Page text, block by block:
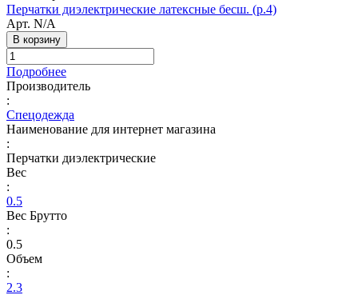
Перчатки диэлектрические латексные бесш. (р.4)
Арт. N/A
В корзину
Подробнее
Производитель
:
Спецодежда
Наименование для интернет магазина
:
Перчатки диэлектрические
Вес
:
0.5
Вес Брутто
:
0.5
Объем
:
2.3